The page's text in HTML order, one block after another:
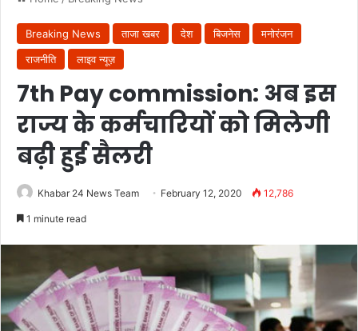
Breaking News ताजा खबर देश बिजनेस
मनोरंजन
राजनीति
लाइव न्यूज़
7th Pay commission: अब इस
राज्य के कर्मचारियों को मिलेगी
बढ़ी हुई सैलरी
Khabar 24 News Team February 12, 2020 12,786
1 minute read